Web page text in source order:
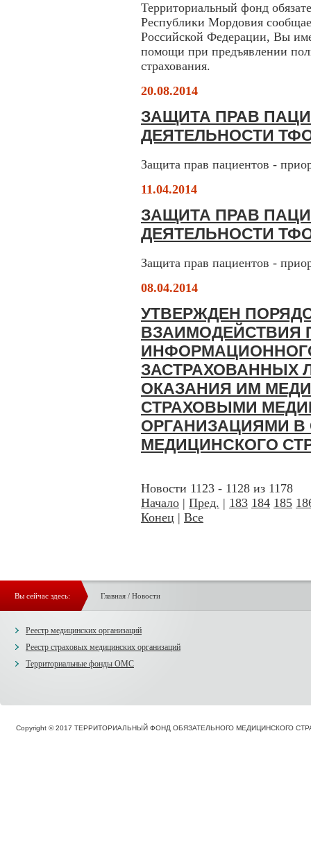
Территориальный фонд
Республики Мордовия
Российской Федерации, Вы
помощи при предъявлении
страхования.
20.08.2014
ЗАЩИТА ПРАВ
ДЕЯТЕЛЬНОСТИ
Защита прав пациентов -
11.04.2014
ЗАЩИТА ПРАВ
ДЕЯТЕЛЬНОСТИ
Защита прав пациентов -
08.04.2014
УТВЕРЖДЕН
ВЗАИМОДЕЙСТВИЯ
ЗАСТРАХОВАННЫХ
ОКАЗАНИЯ ИМ
СТРАХОВЫМИ
ОРГАНИЗАЦИЯМИ В
МЕДИЦИНСКОГО
Новости 1123 - 1128 из 1178
Начало | Пред. | 183 184 185
Конец | Все
Вы сейчас здесь: Главная/ Новости
Реестр медицинских организаций
Реестр страховых медицинских организаций
Территориальные фонды ОМС
Copyright © 2017 ТЕРРИТОРИАЛЬНЫЙ ФОНД ОБЯЗАТЕЛЬНОГО МЕДИЦИНСКОГО